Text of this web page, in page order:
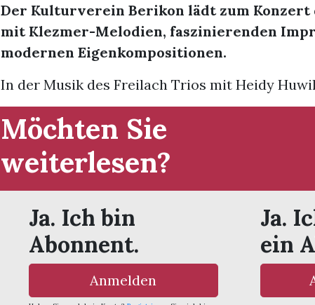
Der Kulturverein Berikon lädt zum
mit Klezmer-Melodien, faszinierenden
modernen Eigenkompositionen.
In der Musik des Freilach Trios mit Heidy
Möchten Sie
weiterlesen?
Ja. Ich bin
Abonnent.
Anmelden
Ja.
ein